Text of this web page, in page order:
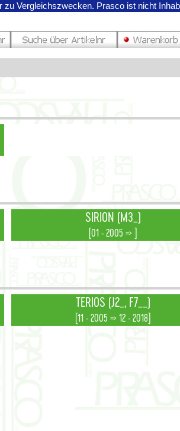
zu Vergleichszwecken. Prasco ist nicht
SIRION (M3_)
[01 - 2005 => ]
TERIOS (J2_, F7__)
[11 - 2005 => 12 - 2018]